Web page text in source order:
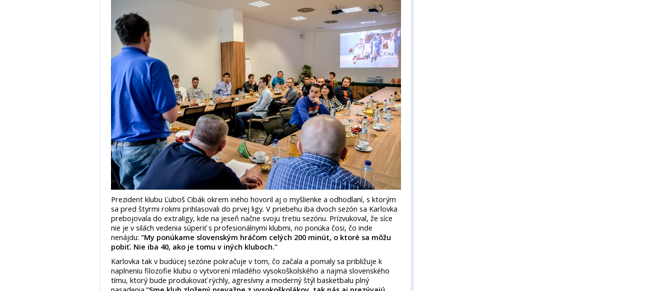
Prezident klubu Ľuboš Cibák okrem iného hovoril aj o myšlienke a odhodlaní, s ktorým
sa pred štyrmi rokmi prihlasovali do prvej ligy. V priebehu iba dvoch sezón sa Karlovka
prebojovala do extraligy, kde na jeseň načne svoju tretiu sezónu. Prízvukoval, že síce
nie je v silách vedenia súperiť s profesionálnymi klubmi, no ponúka čosi, čo inde
nenájdu: "My ponúkame slovenským hráčom celých 200 minút, o ktoré sa môžu
pobiť. Nie iba 40, ako je tomu v iných kluboch."
Karlovka tak v budúcej sezóne pokračuje v tom, čo začala a pomaly sa približuje k
naplneniu filozofie klubu o vytvorení mladého vysokoškolského a najmä slovenského
tímu, ktorý bude produkovať rýchly, agresívny a moderný štýl basketbalu plný